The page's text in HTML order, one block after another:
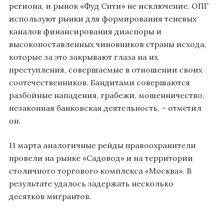
региона, и рынок «Фуд Сити» не исключение. ОПГ
используют рынки для формирования теневых
каналов финансирования диаспоры и
высокопоставленных чиновников страны исхода,
которые за это закрывают глаза на их
преступления, совершаемые в отношении своих
соотечественников. Бандитами совершаются
разбойные нападения, грабежи, мошенничество,
незаконная банковская деятельность, – отметил
он.
11 марта аналогичные рейды правоохранители
провели на рынке «Садовод» и на территории
столичного торгового комплекса «Москва». В
результате удалось задержать несколько
десятков мигрантов.